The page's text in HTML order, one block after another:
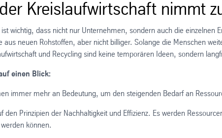
Kreislaufwirtschaft nimmt
wichtig, dass nicht nur Unternehmen, sondern auch die
neuen Rohstoffen, aber nicht billiger. Solange die Menschen
und Recycling sind keine temporären Ideen, sondern
einen Blick:
immer mehr an Bedeutung, um den steigenden Bedarf an
den Prinzipien der Nachhaltigkeit und Effizienz. Es werden
können.